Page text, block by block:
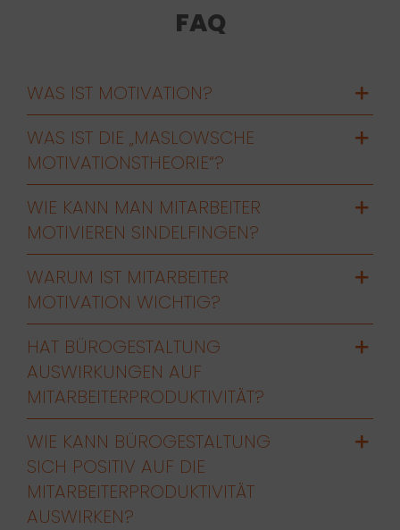
FAQ
WAS IST MOTIVATION?
WAS IST DIE „MASLOWSCHE
MOTIVATIONSTHEORIE“?
WIE KANN MAN MITARBEITER
MOTIVIEREN SINDELFINGEN?
WARUM IST MITARBEITER
MOTIVATION WICHTIG?
HAT BÜROGESTALTUNG
AUSWIRKUNGEN AUF
MITARBEITERPRODUKTIVITÄT?
WIE KANN BÜROGESTALTUNG
SICH POSITIV AUF DIE
MITARBEITERPRODUKTIVITÄT
AUSWIRKEN?